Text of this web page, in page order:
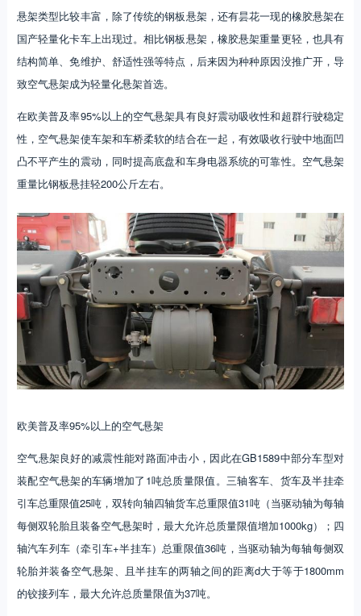
悬架类型比较丰富，除了传统的钢板悬架，还有昙花一现的橡胶悬架在
国产轻量化卡车上出现过。相比钢板悬架，橡胶悬架重量更轻，也具有
结构简单、免维护、舒适性强等特点，后来因为种种原因没推广开，导
致空气悬架成为轻量化悬架首选。
在欧美普及率95%以上的空气悬架具有良好震动吸收性和超群行驶稳定
性，空气悬架使车架和车桥柔软的结合在一起，有效吸收行驶中地面凹
凸不平产生的震动，同时提高底盘和车身电器系统的可靠性。空气悬架
重量比钢板悬挂轻200公斤左右。
欧美普及率95%以上的空气悬架
空气悬架良好的减震性能对路面冲击小，因此在GB1589中部分车型对
装配空气悬架的车辆增加了1吨总质量限值。三轴客车、货车及半挂牵
引车总重限值25吨，双转向轴四轴货车总重限值31吨（当驱动轴为每轴
每侧双轮胎且装备空气悬架时，最大允许总质量限值增加1000kg）；四
轴汽车列车（牵引车+半挂车）总重限值36吨，当驱动轴为每轴每侧双
轮胎并装备空气悬架、且半挂车的两轴之间的距离d大于等于1800mm
的铰接列车，最大允许总质量限值为37吨。